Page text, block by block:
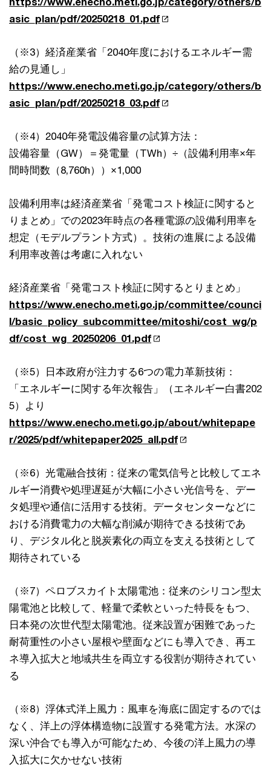
asic_plan/pdf/20250218_01.pdf
（※3）経済産業省「2040年度におけるエネルギー需
給の見通し」
https://www.enecho.meti.go.jp/category/others/b
asic_plan/pdf/20250218_03.pdf
（※4）2040年発電設備容量の試算方法：
設備容量（GW）＝発電量（TWh）÷（設備利用率×年
間時間数（8,760h））×1,000
設備利用率は経済産業省「発電コスト検証に関すると
りまとめ」での2023年時点の各種電源の設備利用率を
想定（モデルプラント方式）。技術の進展による設備
利用率改善は考慮に入れない
経済産業省「発電コスト検証に関するとりまとめ」
https://www.enecho.meti.go.jp/committee/counci
l/basic_policy_subcommittee/mitoshi/cost_wg/p
df/cost_wg_20250206_01.pdf
（※5）日本政府が注力する6つの電力革新技術：
「エネルギーに関する年次報告」（エネルギー白書202
5）より
https://www.enecho.meti.go.jp/about/whitepape
r/2025/pdf/whitepaper2025_all.pdf
（※6）光電融合技術：従来の電気信号と比較してエネ
ルギー消費や処理遅延が大幅に小さい光信号を、デー
タ処理や通信に活用する技術。データセンターなどに
おける消費電力の大幅な削減が期待できる技術であ
り、デジタル化と脱炭素化の両立を支える技術として
期待されている
（※7）ペロブスカイト太陽電池：従来のシリコン型太
陽電池と比較して、軽量で柔軟といった特長をもつ、
日本発の次世代型太陽電池。従来設置が困難であった
耐荷重性の小さい屋根や壁面などにも導入でき、再エ
ネ導入拡大と地域共生を両立する役割が期待されてい
る
（※8）浮体式洋上風力：風車を海底に固定するのでは
なく、洋上の浮体構造物に設置する発電方法。水深の
深い沖合でも導入が可能なため、今後の洋上風力の導
入拡大に欠かせない技術